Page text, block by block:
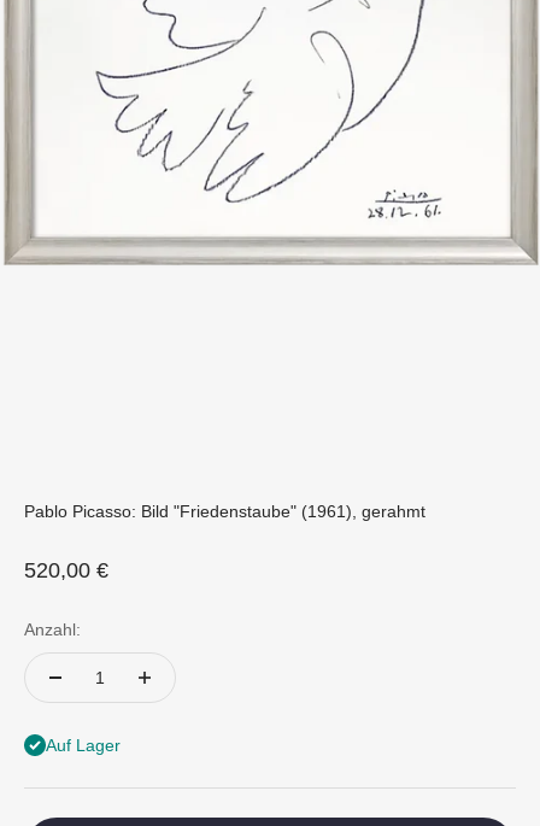
Pablo Picasso: Bild "Friedenstaube" (1961), gerahmt
Angebot
520,00 €
Anzahl:
Auf Lager